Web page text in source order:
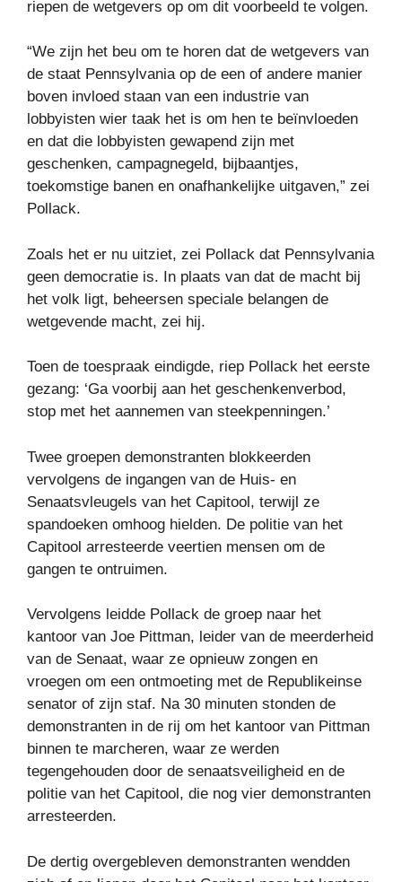
riepen de wetgevers op om dit voorbeeld te volgen.
“We zijn het beu om te horen dat de wetgevers van
de staat Pennsylvania op de een of andere manier
boven invloed staan ​​van een industrie van
lobbyisten wier taak het is om hen te beïnvloeden
en dat die lobbyisten gewapend zijn met
geschenken, campagnegeld, bijbaantjes,
toekomstige banen en onafhankelijke uitgaven,” zei
Pollack.
Zoals het er nu uitziet, zei Pollack dat Pennsylvania
geen democratie is. In plaats van dat de macht bij
het volk ligt, beheersen speciale belangen de
wetgevende macht, zei hij.
Toen de toespraak eindigde, riep Pollack het eerste
gezang: ‘Ga voorbij aan het geschenkenverbod,
stop met het aannemen van steekpenningen.’
Twee groepen demonstranten blokkeerden
vervolgens de ingangen van de Huis- en
Senaatsvleugels van het Capitool, terwijl ze
spandoeken omhoog hielden. De politie van het
Capitool arresteerde veertien mensen om de
gangen te ontruimen.
Vervolgens leidde Pollack de groep naar het
kantoor van Joe Pittman, leider van de meerderheid
van de Senaat, waar ze opnieuw zongen en
vroegen om een ​​ontmoeting met de Republikeinse
senator of zijn staf. Na 30 minuten stonden de
demonstranten in de rij om het kantoor van Pittman
binnen te marcheren, waar ze werden
tegengehouden door de senaatsveiligheid en de
politie van het Capitool, die nog vier demonstranten
arresteerden.
De dertig overgebleven demonstranten wendden